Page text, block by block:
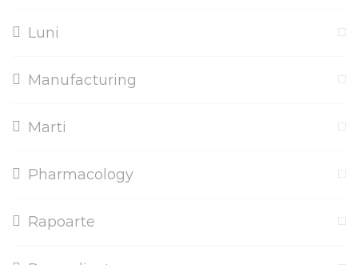
Luni
Manufacturing
Marti
Pharmacology
Rapoarte